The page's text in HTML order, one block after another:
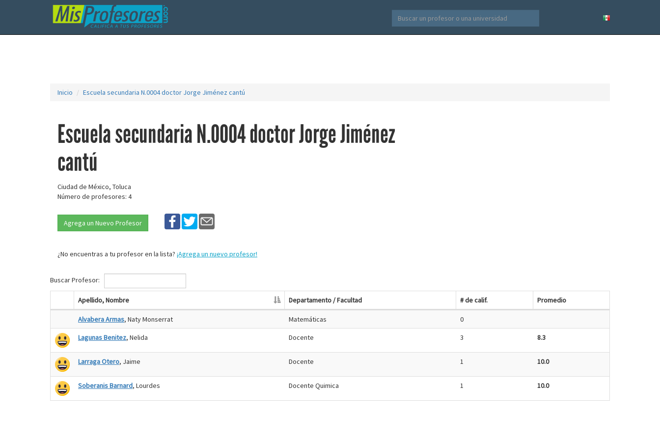
Inicio Escuela secundaria N.0004 doctor Jorge Jiménez cantú
Escuela secundaria N.0004 doctor Jorge Jiménez
cantú
Ciudad de México, Toluca
Número de profesores: 4
Agrega un Nuevo Profesor
¿No encuentras a tu profesor en la lista? ¡Agrega un nuevo profesor!
Buscar Profesor:
Apellido, Nombre Departamento / Facultad # de calif. Promedio
Alvabera Armas, Naty Monserrat Matemáticas 0
Lagunas Benitez, Nelida Docente 3 8.3
Larraga Otero, Jaime Docente 1 10.0
Soberanis Barnard, Lourdes Docente Quimica 1 10.0